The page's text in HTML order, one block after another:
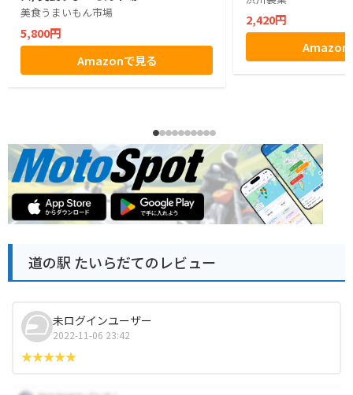
美食うまいもん市場
5,800円
Amazonで見る
2,420円
Amazon
道の駅 たいらだてのレビュー
未ログインユーザー
2022-11-06 23:42